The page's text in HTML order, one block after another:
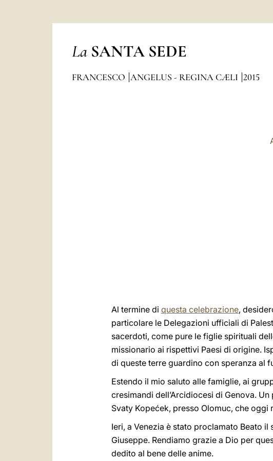
La SANTA SEDE
FRANCESCO ANGELUS - REGINA CÆLI 2015
Al termine di questa celebrazione,
particolare le Delegazioni ufficiali di
sacerdoti, come pure le figlie spirituali
missionario ai rispettivi Paesi di origine.
di queste terre guardino con speranza al
Estendo il mio saluto alle famiglie, ai
cresimandi dell’Arcidiocesi di Genova.
Svaty Kopećek, presso Olomuc, che
Ieri, a Venezia è stato proclamato Beato
Giuseppe. Rendiamo grazie a Dio per
dedito al bene delle anime.